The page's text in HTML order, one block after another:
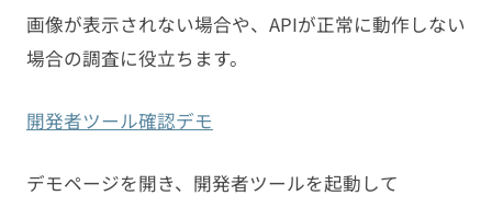
画像が表示されない場合や、APIが正常に動作しない
場合の調査に役立ちます。
開発者ツール確認デモ
デモページを開き、開発者ツールを起動して